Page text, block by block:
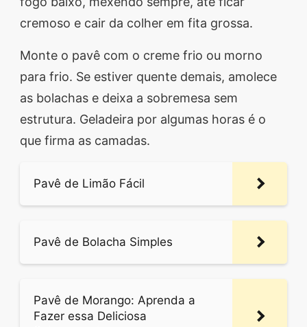
cremoso e cair da colher em fita grossa.
Monte o pavê com o creme frio ou morno
para frio. Se estiver quente demais, amolece
as bolachas e deixa a sobremesa sem
estrutura. Geladeira por algumas horas é o
que firma as camadas.
Pavê de Limão Fácil
Pavê de Bolacha Simples
Pavê de Morango: Aprenda a
Fazer essa Deliciosa